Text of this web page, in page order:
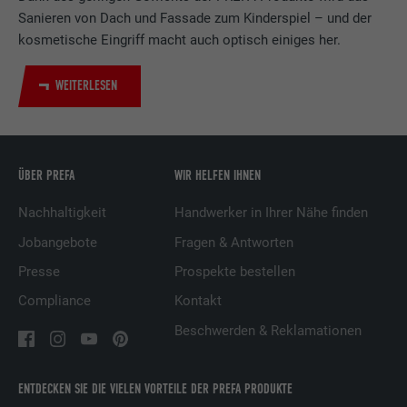
Sanieren von Dach und Fassade zum Kinderspiel – und der
kosmetische Eingriff macht auch optisch einiges her.
WEITERLESEN
ENTDECKEN SIE DIE VIELEN VORTEILE DER PREFA PRODUKTE
ÜBER PREFA
Nachhaltigkeit
Jobangebote
Presse
Compliance
WIR HELFEN IHNEN
Handwerker in Ihrer Nähe finden
Fragen & Antworten
Prospekte bestellen
Kontakt
Beschwerden & Reklamationen
Zweck
LinkedIn für die Verfolgung der
Verwendung von eingebetteten
Zweck
Wird verwendet, um Besucher auf
relevante Werbung basierend auf den
Präferenzen des Besuchers zu